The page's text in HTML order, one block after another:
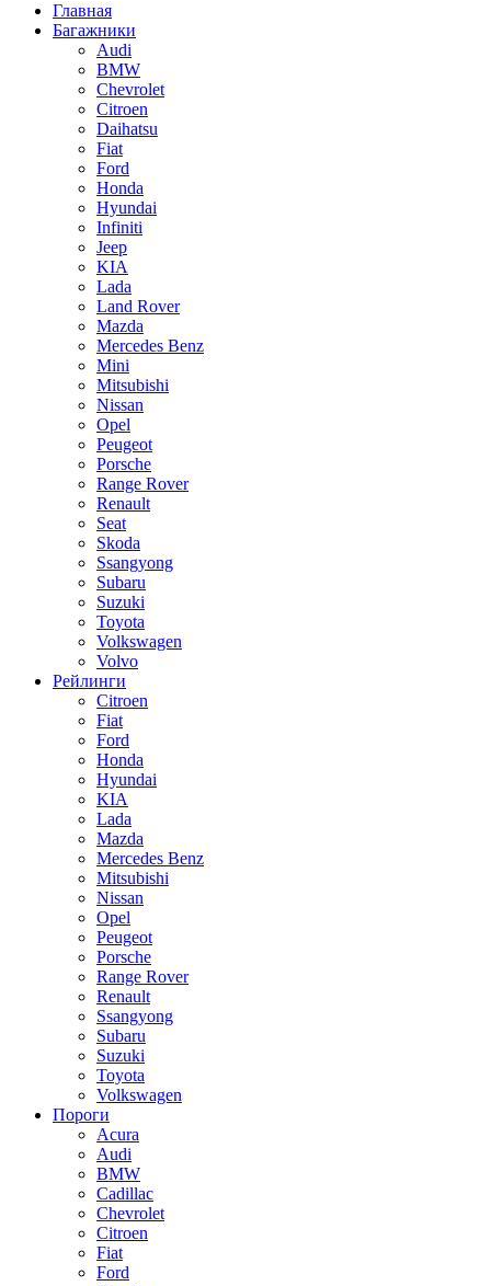
Главная
Багажники
Audi
BMW
Chevrolet
Citroen
Daihatsu
Fiat
Ford
Honda
Hyundai
Infiniti
Jeep
KIA
Lada
Land Rover
Mazda
Mercedes Benz
Mini
Mitsubishi
Nissan
Opel
Peugeot
Porsche
Range Rover
Renault
Seat
Skoda
Ssangyong
Subaru
Suzuki
Toyota
Volkswagen
Volvo
Рейлинги
Citroen
Fiat
Ford
Honda
Hyundai
KIA
Lada
Mazda
Mercedes Benz
Mitsubishi
Nissan
Opel
Peugeot
Porsche
Range Rover
Renault
Ssangyong
Subaru
Suzuki
Toyota
Volkswagen
Пороги
Acura
Audi
BMW
Cadillac
Chevrolet
Citroen
Fiat
Ford